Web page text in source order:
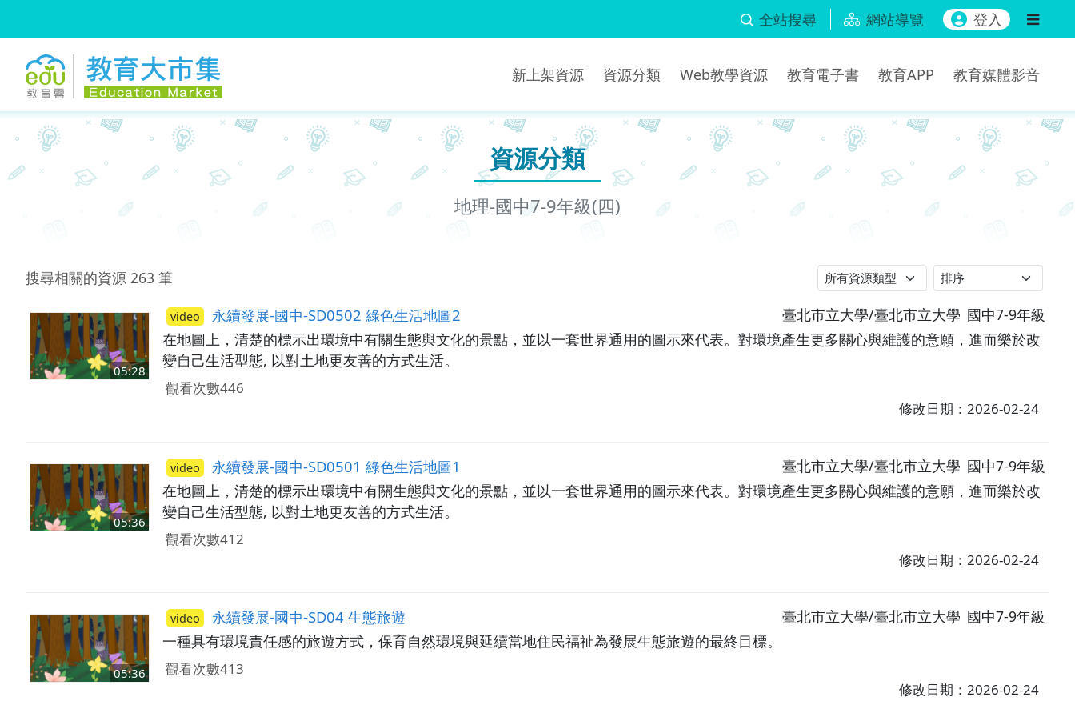
全站搜尋 網站導覽 登入
新上架資源 資源分類 Web教學資源 教育電子書 教育APP 教育媒體影音
資源分類
地理-國中7-9年級(四)
搜尋相關的資源 263 筆
05:28
video 永續發展-國中-SD0502 綠色生活地圖2 臺北市立大學/臺北市立大學 國中7-9年級
在地圖上，清楚的標示出環境中有關生態與文化的景點，並以一套世界通用的圖示來代表。對環境產生更多關心與維護的意願，進而樂於改
變自己生活型態, 以對土地更友善的方式生活。
觀看次數446
修改日期：2026-02-24
05:36
video 永續發展-國中-SD0501 綠色生活地圖1 臺北市立大學/臺北市立大學 國中7-9年級
在地圖上，清楚的標示出環境中有關生態與文化的景點，並以一套世界通用的圖示來代表。對環境產生更多關心與維護的意願，進而樂於改
變自己生活型態, 以對土地更友善的方式生活。
觀看次數412
修改日期：2026-02-24
05:36
video 永續發展-國中-SD04 生態旅遊 臺北市立大學/臺北市立大學 國中7-9年級
一種具有環境責任感的旅遊方式，保育自然環境與延續當地住民福祉為發展生態旅遊的最終目標。
觀看次數413
修改日期：2026-02-24